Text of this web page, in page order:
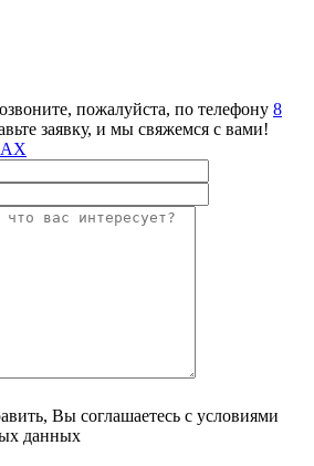
пожалуйста, по телефону 8
заявку, и мы свяжемся с вами!
Вы соглашаетесь с условиями
данных